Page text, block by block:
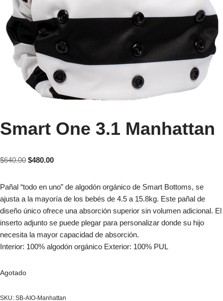
Smart One 3.1 Manhattan
$640.00 $480.00
Pañal “todo en uno” de algodón orgánico de Smart Bottoms, se
ajusta a la mayoría de los bebés de 4.5 a 15.8kg. Este pañal de
diseño único ofrece una absorción superior sin volumen adicional. El
inserto adjunto se puede plegar para personalizar donde su hijo
necesita la mayor capacidad de absorción.
Interior: 100% algodón orgánico Exterior: 100% PUL
Agotado
SKU: SB-AIO-Manhattan